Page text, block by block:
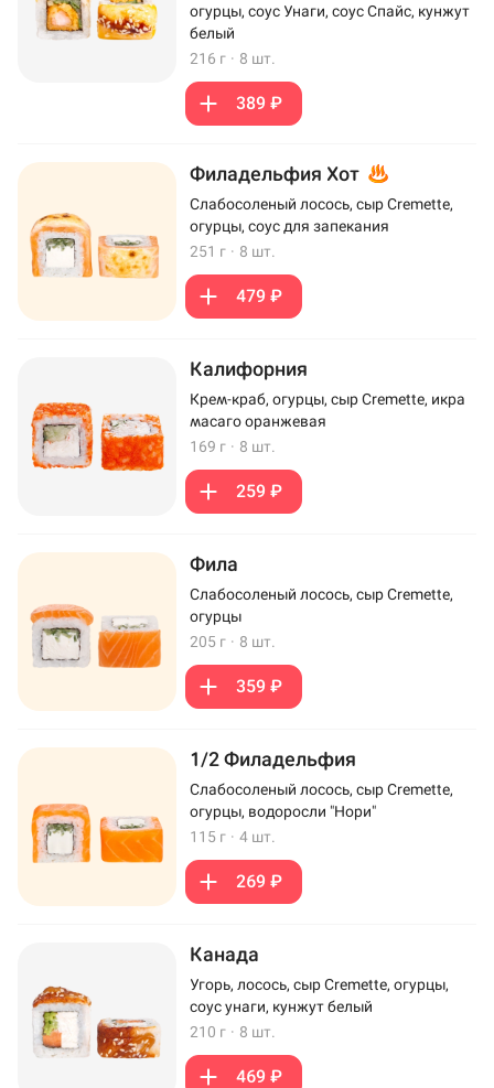
огурцы, соус Унаги, соус Спайс, кунжут
белый
216 г · 8 шт.
389 ₽
Филадельфия Хот
Слабосоленый лосось, сыр Cremette,
огурцы, соус для запекания
251 г · 8 шт.
479 ₽
Калифорния
Крем-краб, огурцы, сыр Cremette, икра
масаго оранжевая
169 г · 8 шт.
259 ₽
Фила
Слабосоленый лосось, сыр Cremette,
огурцы
205 г · 8 шт.
359 ₽
1/2 Филадельфия
Слабосоленый лосось, сыр Cremette,
огурцы, водоросли "Нори"
115 г · 4 шт.
269 ₽
Канада
Угорь, лосось, сыр Cremette, огурцы,
соус унаги, кунжут белый
210 г · 8 шт.
469 ₽